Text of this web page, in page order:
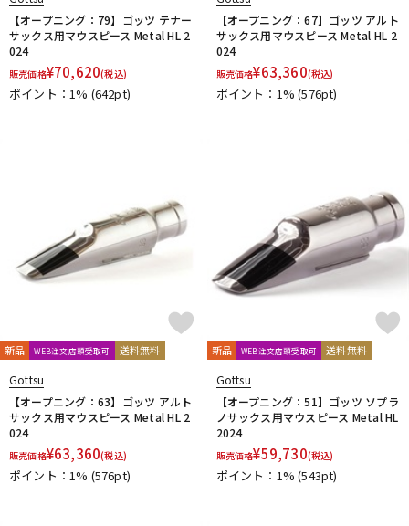
【オープニング：79】ゴッツ テナー
サックス用マウスピース Metal HL 2
024
販売価格¥70,620(税込)
ポイント：1% (642pt)
【オープニング：67】ゴッツ アルト
サックス用マウスピース Metal HL 2
024
販売価格¥63,360(税込)
ポイント：1%(576pt)
新品 WEB注文店頭受取可 送料無料
Gottsu
【オープニング：63】ゴッツ アルト
サックス用マウスピース Metal HL 2
024
販売価格¥63,360(税込)
ポイント：1% (576pt)
新品 WEB注文店頭受取可 送料無料
Gottsu
【オープニング：51】ゴッツ ソプラ
ノサックス用マウスピース Metal HL
2024
販売価格¥59,730(税込)
ポイント：1%(543pt)